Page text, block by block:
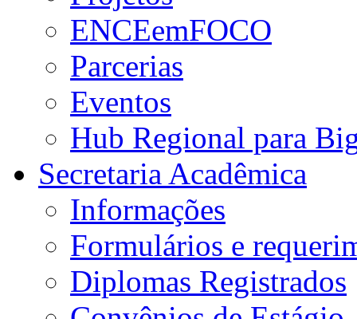
ENCEemFOCO
Parcerias
Eventos
Hub Regional para
Secretaria Acadêmica
Informações
Formulários e
Diplomas Registrados